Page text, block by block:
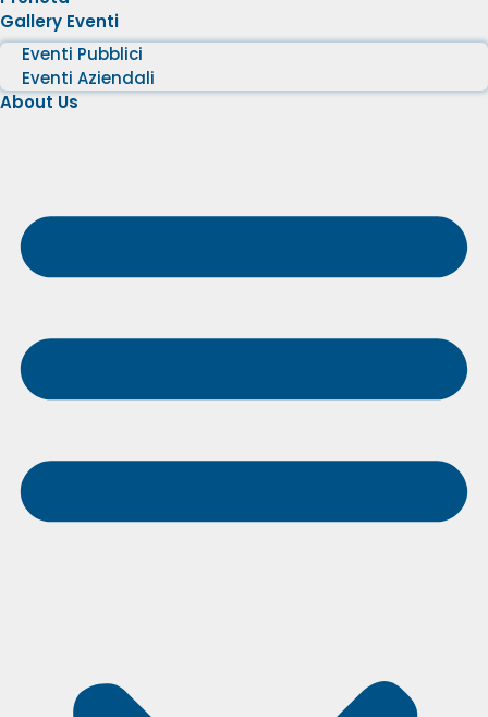
Gallery Eventi
Eventi Pubblici
Eventi Aziendali
About Us